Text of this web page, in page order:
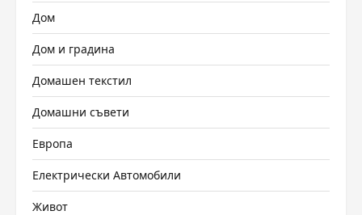
Дом
Дом и градина
Домашен текстил
Домашни съвети
Европа
Електрически Автомобили
Живот